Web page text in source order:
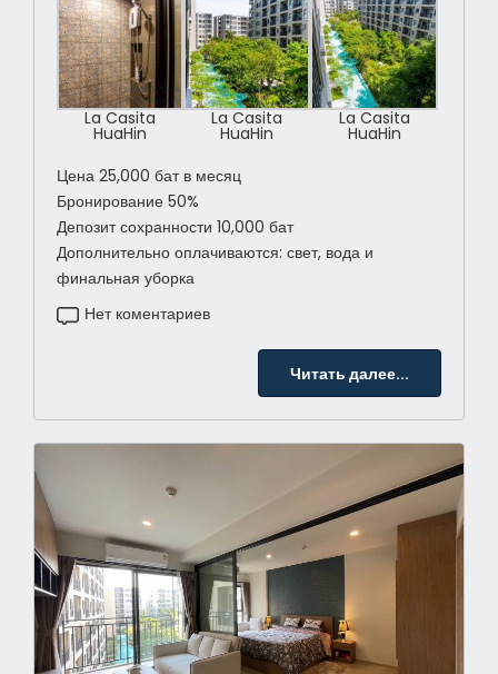
La Casita
HuaHin
La Casita
HuaHin
La Casita
HuaHin
Цена 25,000 бат в месяц
Бронирование 50%
Депозит сохранности 10,000 бат
Дополнительно оплачиваются: свет, вода и
финальная уборка
Нет коментариев
Читать далее...